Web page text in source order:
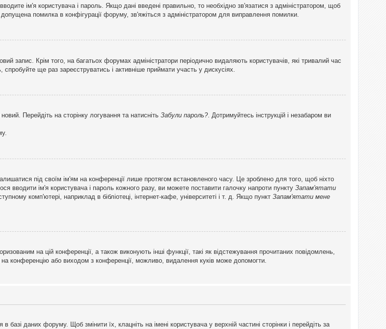
ім'я користувача і пароль. Якщо дані введені правильно, то необхідно зв'язатися з адміністратором, щоб
помилка в конфігурації форуму, зв'яжіться з адміністратором для виправлення помилки.
запис. Крім того, на багатьох форумах адміністратори періодично видаляють користувачів, які тривалий час
ще раз зареєструватись і активніше приймати участь у дискусіях.
Перейдіть на сторінку логування та натисніть Забули пароль?. Дотримуйтесь інструкцій і незабаром ви
під своїм ім'ям на конференції лише протягом встановленого часу. Це зроблено для того, щоб ніхто
вводити ім'я користувача і пароль кожного разу, ви можете поставити галочку напроти пункту Запам'ятати
комп'ютері, наприклад в бібліотеці, інтернет-кафе, університеті і т. д. Якщо пункт Запам'ятати мене
на цій конференції, а також виконують інші функції, такі як відстежування прочитаних повідомлень,
конференцію або виходом з конференції, можливо, видалення куків може допомогти.
даних форуму. Щоб змінити їх, клацніть на імені користувача у верхній частині сторінки і перейдіть за